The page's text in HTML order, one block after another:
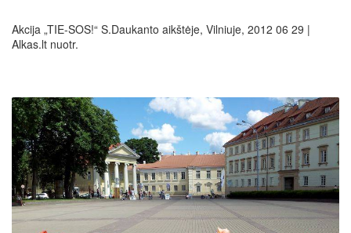
Akcija „TIE-SOS!“ S.Daukanto aikštėje, Vilniuje, 2012 06 29 |
Alkas.lt nuotr.